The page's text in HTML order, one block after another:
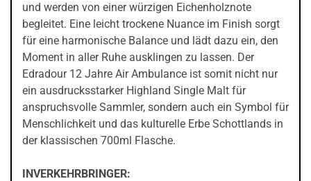
und werden von einer würzigen Eichenholznote
begleitet. Eine leicht trockene Nuance im Finish sorgt
für eine harmonische Balance und lädt dazu ein, den
Moment in aller Ruhe ausklingen zu lassen. Der
Edradour 12 Jahre Air Ambulance ist somit nicht nur
ein ausdrucksstarker Highland Single Malt für
anspruchsvolle Sammler, sondern auch ein Symbol für
Menschlichkeit und das kulturelle Erbe Schottlands in
der klassischen 700ml Flasche.
INVERKEHRBRINGER: